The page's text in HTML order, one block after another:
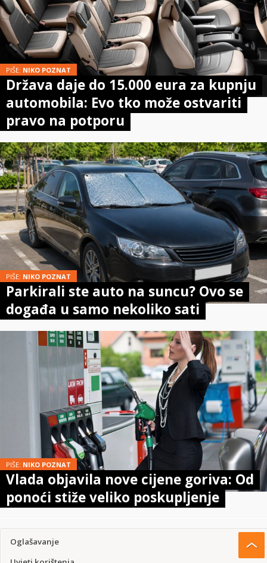
PIŠE: NIKO POZNAT
Država daje do 15.000 eura za kupnju
automobila: Evo tko može ostvariti
pravo na potporu
PIŠE: NIKO POZNAT
Parkirali ste auto na suncu? Ovo se
događa u samo nekoliko sati
PIŠE: NIKO POZNAT
Vlada objavila nove cijene goriva: Od
ponoći stiže veliko poskupljenje
Oglašavanje